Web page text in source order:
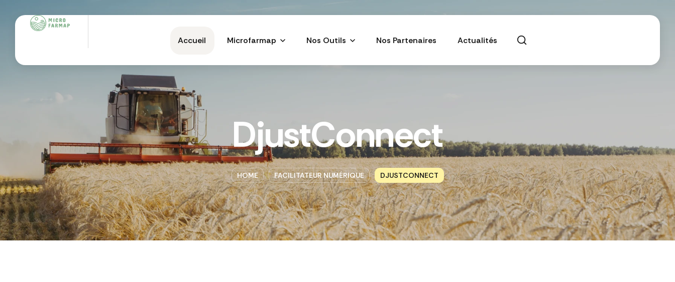
Accueil Microfarmap Nos Outils Nos Partenaires Actualités
DjustConnect
HOME FACILITATEUR NUMÉRIQUE DJUSTCONNECT